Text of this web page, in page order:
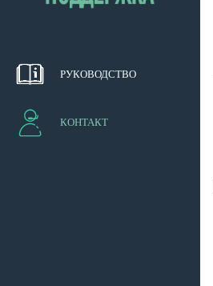
РУКОВОДСТВО
КОНТАКТ